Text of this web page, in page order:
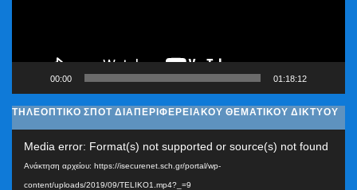
00:00 01:18:12
ΤΗΛΕΟΠΤΙΚΟ ΣΠΟΤ ΔΙΑΠΕΡΙΦΕΡΕΙΑΚΟΥ ΘΕΜΑΤΙΚΟΥ ΔΙΚΤΥΟΥ
Media error: Format(s) not supported or source(s) not found
Ανάκτηση αρχείου: https://isecurenet.sch.gr/portal/wp-
content/uploads/2019/09/TELIKO1.mp4?_=9